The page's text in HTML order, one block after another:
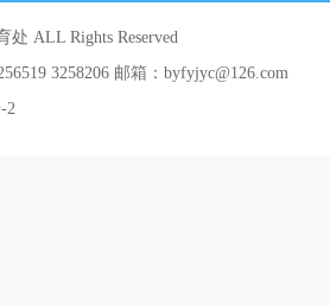
处 ALL Rights Reserved
3258206 邮箱：byfyjyc@126.com
2